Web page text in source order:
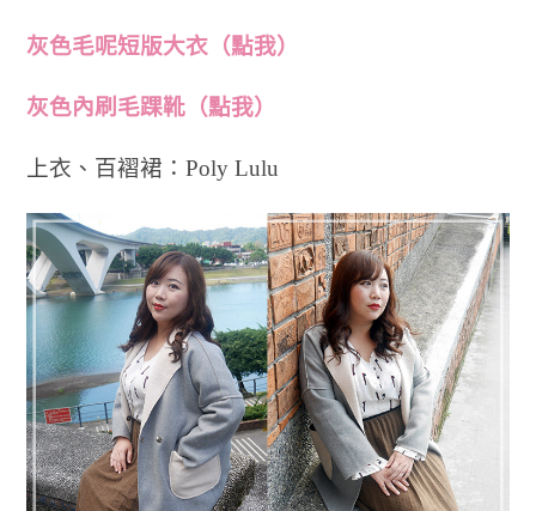
灰色毛呢短版大衣（點我）
灰色內刷毛踝靴（點我）
上衣、百褶裙：Poly Lulu